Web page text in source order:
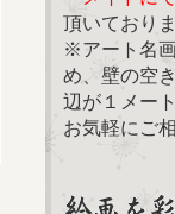
頂いており
※アート名
め、壁の空
辺が１メー
お気軽にご